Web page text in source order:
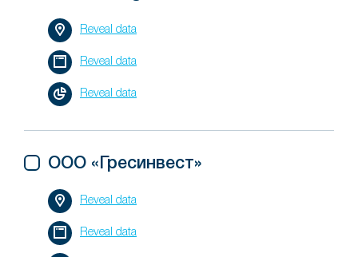
Reveal data
Reveal data
Reveal data
ООО «Гресинвест»
Reveal data
Reveal data